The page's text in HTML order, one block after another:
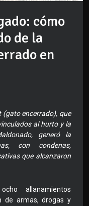
cómo
de la
en
(gato encerrado), que
al hurto y la
generó la
con condenas,
que alcanzaron
allanamientos
de armas, drogas y